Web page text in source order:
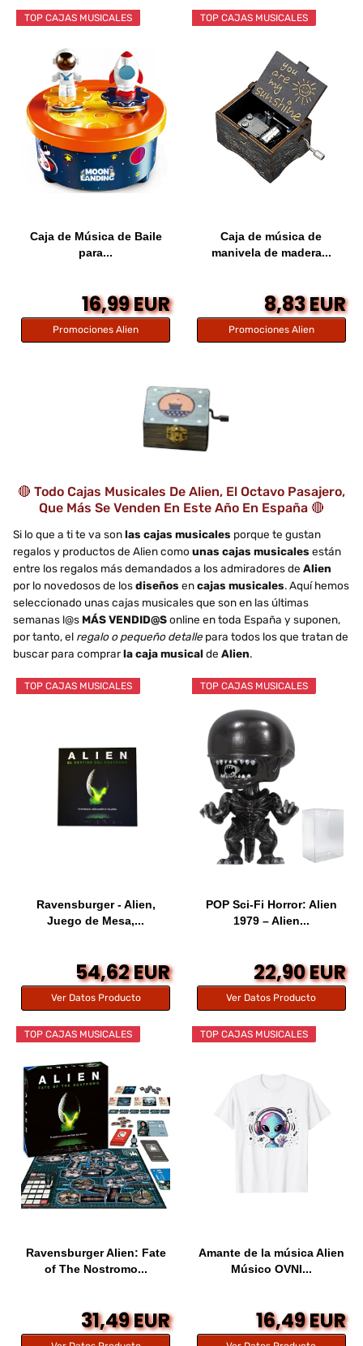
TOP CAJAS MUSICALES
Caja de Música de Baile
para...
16,99 EUR
Promociones Alien
TOP CAJAS MUSICALES
Caja de música de
manivela de madera...
8,83 EUR
Promociones Alien
🔴 Todo Cajas Musicales De Alien, El Octavo Pasajero,
Que Más Se Venden En Este Año En España 🔴
Si lo que a ti te va sonlas cajas musicales porque te gustan
regalos y productos de Alien comounas cajas musicales están
entre los regalos más demandados a los admiradores de Alien
por lo novedosos de losdiseños encajas musicales. Aquí hemos
seleccionado unas cajas musicales que son en las últimas
semanas l@s MÁS VENDID@Sonline en toda España y suponen,
por tanto, el regalo o pequeño detalle para todos los que tratan de
buscar para comprarla caja musical de Alien.
TOP CAJAS MUSICALES
Ravensburger - Alien,
Juego de Mesa,...
54,62 EUR
Ver Datos Producto
TOP CAJAS MUSICALES
POP Sci-Fi Horror: Alien
1979 – Alien...
22,90 EUR
Ver Datos Producto
TOP CAJAS MUSICALES
Ravensburger Alien: Fate
of The Nostromo...
31,49 EUR
TOP CAJAS MUSICALES
Amante de la música Alien
Músico OVNI...
16,49 EUR